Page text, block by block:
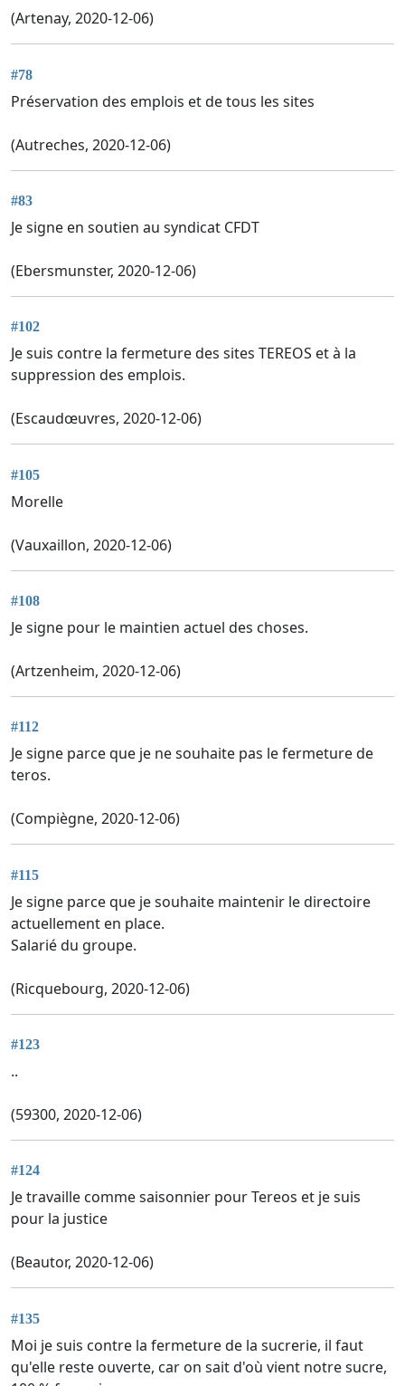
(Artenay, 2020-12-06)
#78
Préservation des emplois et de tous les sites
(Autreches, 2020-12-06)
#83
Je signe en soutien au syndicat CFDT
(Ebersmunster, 2020-12-06)
#102
Je suis contre la fermeture des sites TEREOS et à la
suppression des emplois.
(Escaudœuvres, 2020-12-06)
#105
Morelle
(Vauxaillon, 2020-12-06)
#108
Je signe pour le maintien actuel des choses.
(Artzenheim, 2020-12-06)
#112
Je signe parce que je ne souhaite pas le fermeture de
teros.
(Compiègne, 2020-12-06)
#115
Je signe parce que je souhaite maintenir le directoire
actuellement en place.
Salarié du groupe.
(Ricquebourg, 2020-12-06)
#123
..
(59300, 2020-12-06)
#124
Je travaille comme saisonnier pour Tereos et je suis
pour la justice
(Beautor, 2020-12-06)
#135
Moi je suis contre la fermeture de la sucrerie, il faut
qu'elle reste ouverte, car on sait d'où vient notre sucre,